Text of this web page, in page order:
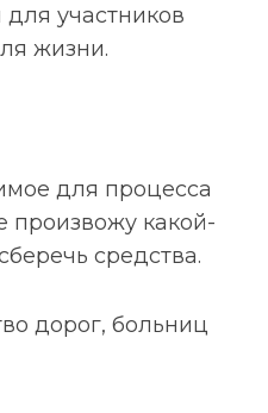
участников
жизни.
для процесса
произвожу какой-
средства.
дорог, больниц